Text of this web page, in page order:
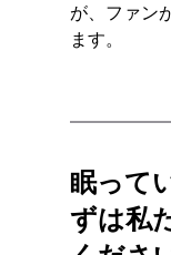
が、ファン
ます。
眠って
ずは私